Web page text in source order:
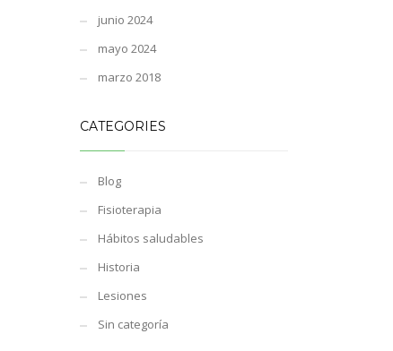
junio 2024
mayo 2024
marzo 2018
CATEGORIES
Blog
Fisioterapia
Hábitos saludables
Historia
Lesiones
Sin categoría